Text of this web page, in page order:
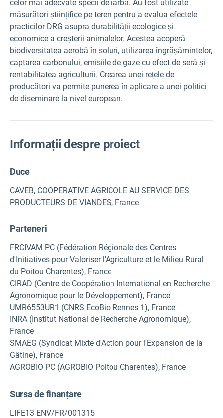
celor mai adecvate specii de iarbă. Au fost utilizate
măsurători științifice pe teren pentru a evalua efectele
practicilor DRG asupra durabilității ecologice și
economice a creșterii animalelor. Acestea acoperă
biodiversitatea aerobă în soluri, utilizarea îngrășămintelor,
captarea carbonului, emisiile de gaze cu efect de seră și
rentabilitatea agriculturii. Crearea unei rețele de
producători va permite punerea în aplicare a unei politici
de diseminare la nivel european.
Informații despre proiect
Duce
CAVEB, COOPERATIVE AGRICOLE AU SERVICE DES
PRODUCTEURS DE VIANDES, France
Parteneri
FRCIVAM PC (Fédération Régionale des Centres
d'Initiatives pour Valoriser l'Agriculture et le Milieu Rural
du Poitou Charentes), France
CIRAD (Centre de Coopération International en Recherche
Agronomique pour le Développement), France
UMR6553UR1 (CNRS EcoBio Rennes 1), France
INRA (Institut National de Recherche Agronomique),
France
SMAEG (Syndicat Mixte d'Action pour l'Expansion de la
Gâtine), France
AGROBIO PC (AGROBIO Poitou Charentes), France
Sursa de finanțare
LIFE13 ENV/FR/001315